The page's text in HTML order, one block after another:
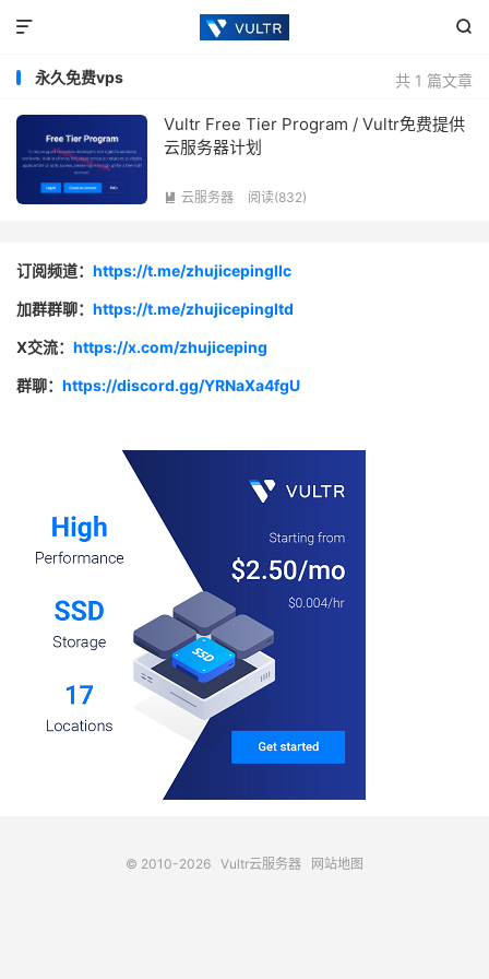


共 1 篇文章
永久免费vps
Vultr Free Tier Program / Vultr免费提供
云服务器计划
 云服务器 阅读(832)
订阅频道： https://t.me/zhujicepingllc
加群群聊： https://t.me/zhujicepingltd
X交流： https://x.com/zhujiceping
群聊： https://discord.gg/YRNaXa4fgU
© 2010-2026 Vultr云服务器 网站地图